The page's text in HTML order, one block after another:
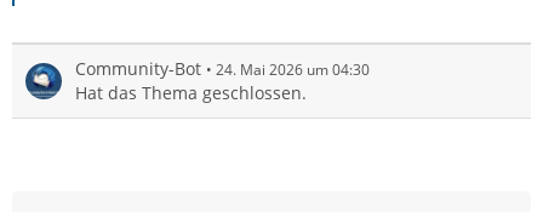
Community-Bot 24. Mai 2026 um 04:30
Hat das Thema geschlossen.